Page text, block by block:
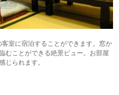
室に宿泊することができます。窓か
むことができる絶景ビュー。お部屋
じられます。